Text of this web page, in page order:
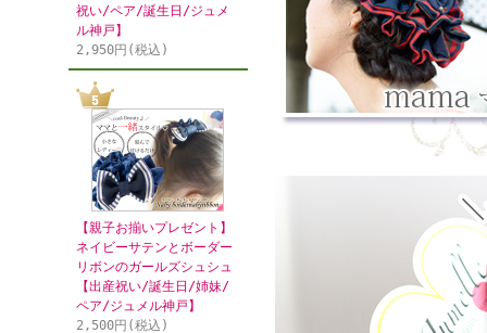
祝い/ペア/誕生日/ジュメ
ル神戸】
2,950円(税込)
【親子お揃いプレゼント】
ネイビーサテンとボーダー
リボンのガールズシュシュ
【出産祝い/誕生日/姉妹/
ペア/ジュメル神戸】
2,500円(税込)